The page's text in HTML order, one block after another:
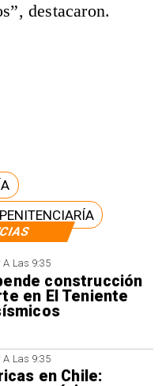
A Las 9:35
construcción
en El Teniente
A Las 9:35
en Chile:
destacaron.